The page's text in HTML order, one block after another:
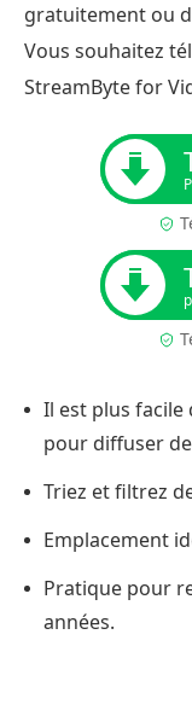
gratuitement ou
Vous souhaitez
StreamByte for
Il est plus
pour diffuser
Triez et filtrez
Emplacement
Pratique pour
années.